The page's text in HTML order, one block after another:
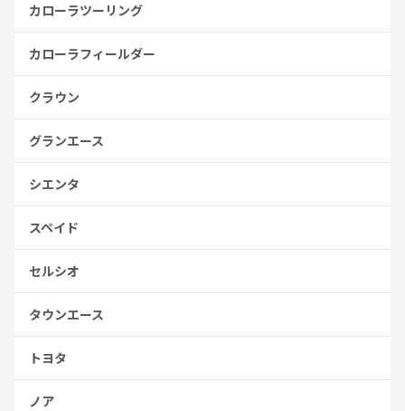
カローラツーリング
カローラフィールダー
クラウン
グランエース
シエンタ
スペイド
セルシオ
タウンエース
トヨタ
ノア